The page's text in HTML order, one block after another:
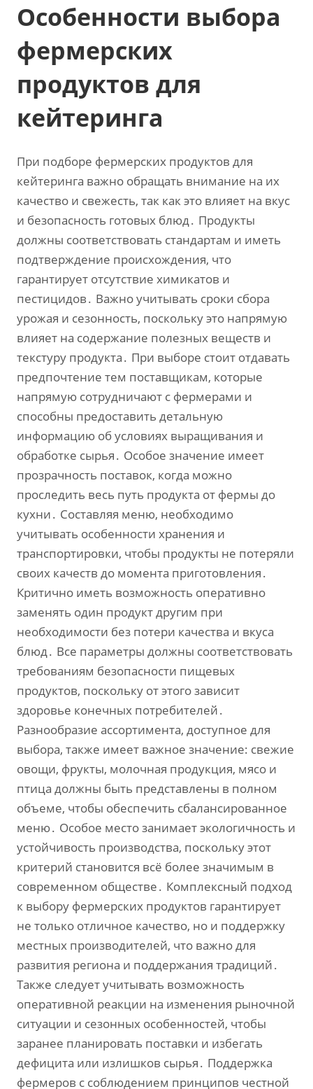
Особенности выбора
фермерских
продуктов для
кейтеринга
При подборе фермерских продуктов для
кейтеринга важно обращать внимание на их
качество и свежесть‚ так как это влияет на вкус
и безопасность готовых блюд․ Продукты
должны соответствовать стандартам и иметь
подтверждение происхождения‚ что
гарантирует отсутствие химикатов и
пестицидов․ Важно учитывать сроки сбора
урожая и сезонность‚ поскольку это напрямую
влияет на содержание полезных веществ и
текстуру продукта․ При выборе стоит отдавать
предпочтение тем поставщикам‚ которые
напрямую сотрудничают с фермерами и
способны предоставить детальную
информацию об условиях выращивания и
обработке сырья․ Особое значение имеет
прозрачность поставок‚ когда можно
проследить весь путь продукта от фермы до
кухни․ Составляя меню‚ необходимо
учитывать особенности хранения и
транспортировки‚ чтобы продукты не потеряли
своих качеств до момента приготовления․
Критично иметь возможность оперативно
заменять один продукт другим при
необходимости без потери качества и вкуса
блюд․ Все параметры должны соответствовать
требованиям безопасности пищевых
продуктов‚ поскольку от этого зависит
здоровье конечных потребителей․
Разнообразие ассортимента‚ доступное для
выбора‚ также имеет важное значение: свежие
овощи‚ фрукты‚ молочная продукция‚ мясо и
птица должны быть представлены в полном
объеме‚ чтобы обеспечить сбалансированное
меню․ Особое место занимает экологичность и
устойчивость производства‚ поскольку этот
критерий становится всё более значимым в
современном обществе․ Комплексный подход
к выбору фермерских продуктов гарантирует
не только отличное качество‚ но и поддержку
местных производителей‚ что важно для
развития региона и поддержания традиций․
Также следует учитывать возможность
оперативной реакции на изменения рыночной
ситуации и сезонных особенностей‚ чтобы
заранее планировать поставки и избегать
дефицита или излишков сырья․ Поддержка
фермеров с соблюдением принципов честной